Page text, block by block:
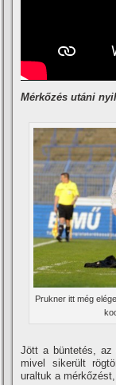
Mérkőzés utáni
Prukner itt még
Jött a büntetés, az
mivel sikerült
uraltuk a